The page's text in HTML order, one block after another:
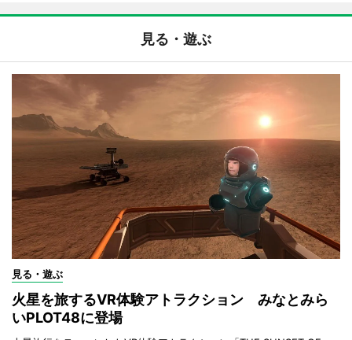
見る・遊ぶ
見る・遊ぶ
火星を旅するVR体験アトラクション みなとみら
いPLOT48に登場